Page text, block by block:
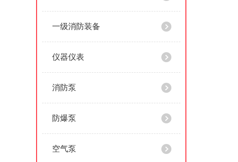
一级消防装备
仪器仪表
消防泵
防爆泵
空气泵